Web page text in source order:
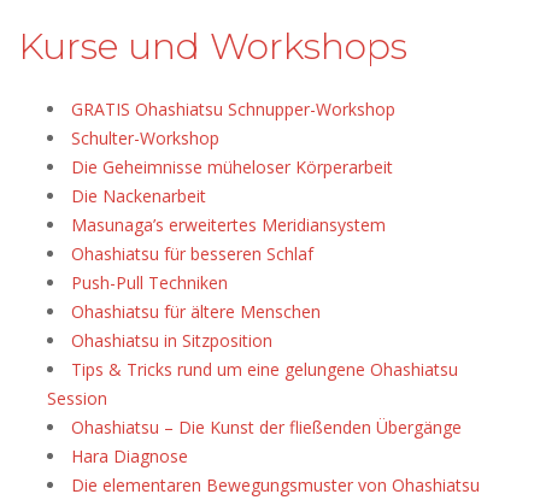
Kurse und Workshops
GRATIS Ohashiatsu Schnupper-Workshop
Schulter-Workshop
Die Geheimnisse müheloser Körperarbeit
Die Nackenarbeit
Masunaga’s erweitertes Meridiansystem
Ohashiatsu für besseren Schlaf
Push-Pull Techniken
Ohashiatsu für ältere Menschen
Ohashiatsu in Sitzposition
Tips & Tricks rund um eine gelungene Ohashiatsu
Session
Ohashiatsu – Die Kunst der fließenden Übergänge
Hara Diagnose
Die elementaren Bewegungsmuster von Ohashiatsu